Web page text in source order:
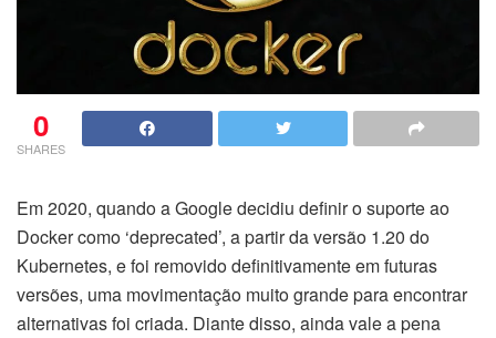
0
SHARES
Em 2020, quando a Google decidiu definir o suporte ao
Docker como ‘deprecated’, a partir da versão 1.20 do
Kubernetes, e foi removido definitivamente em futuras
versões, uma movimentação muito grande para encontrar
alternativas foi criada. Diante disso, ainda vale a pena